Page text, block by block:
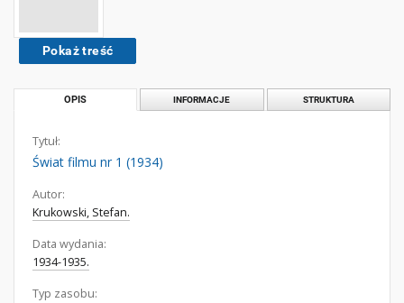
Pokaż treść
OPIS INFORMACJE STRUKTURA
Tytuł:
Świat filmu nr 1 (1934)
Autor:
Krukowski, Stefan.
Data wydania:
1934-1935.
Typ zasobu: